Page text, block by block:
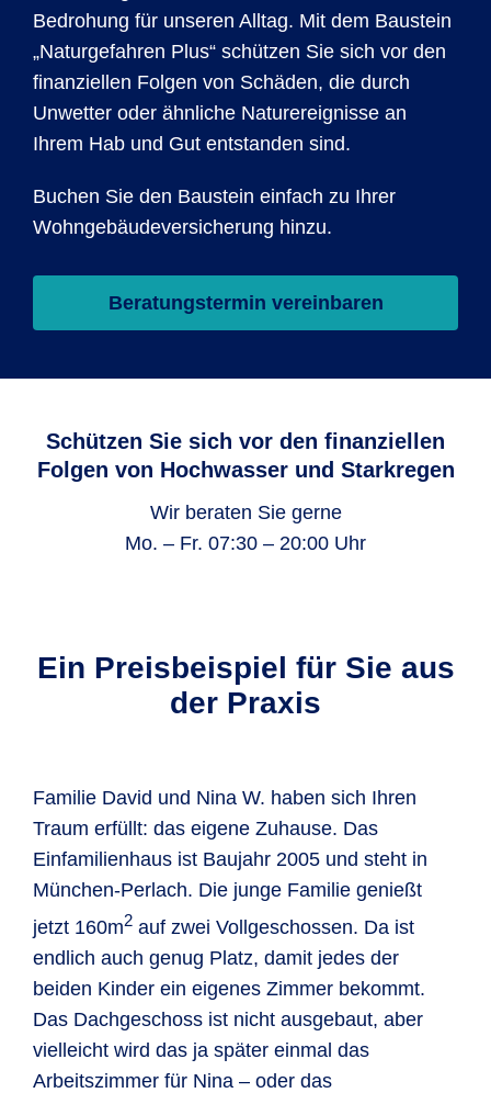
Bedrohung für unseren Alltag. Mit dem Bau­stein
„Natur­gefahren Plus“ schützen Sie sich vor den
finan­ziellen Folgen von Schäden, die durch
Unwetter oder ähnliche Natur­ereig­nisse an
Ihrem Hab und Gut entstanden sind.
Buchen Sie den Bau­stein einfach zu Ihrer
Wohngebäudeversicherung hinzu.
Beratungstermin vereinbaren
Schützen Sie sich vor den finanziellen
Folgen von Hochwasser und Starkregen
Wir beraten Sie gerne
Mo. – Fr. 07:30 – 20:00 Uhr
Ein Preisbeispiel für Sie aus
der Praxis
Familie David und Nina W. haben sich Ihren
Traum erfüllt: das eigene Zuhause. Das
Einfamilienhaus ist Baujahr 2005 und steht in
München-Perlach. Die junge Familie genießt
jetzt 160m2 auf zwei Vollgeschossen. Da ist
endlich auch genug Platz, damit jedes der
beiden Kinder ein eigenes Zimmer bekommt.
Das Dachgeschoss ist nicht ausgebaut, aber
vielleicht wird das ja später einmal das
Arbeitszimmer für Nina – oder das